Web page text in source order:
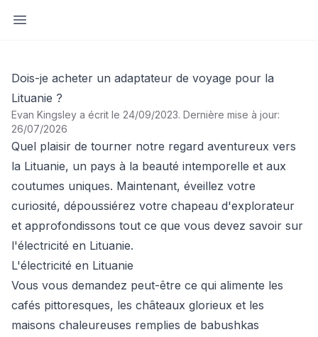
Ouvrir la barre latérale
Dois-je acheter un adaptateur de voyage pour la
Lituanie ?
Evan Kingsley a écrit le 24/09/2023. Dernière mise à jour:
26/07/2026
Quel plaisir de tourner notre regard aventureux vers
la Lituanie, un pays à la beauté intemporelle et aux
coutumes uniques. Maintenant, éveillez votre
curiosité, dépoussiérez votre chapeau d'explorateur
et approfondissons tout ce que vous devez savoir sur
l'électricité en Lituanie.
L'électricité en Lituanie
Vous vous demandez peut-être ce qui alimente les
cafés pittoresques, les châteaux glorieux et les
maisons chaleureuses remplies de babushkas